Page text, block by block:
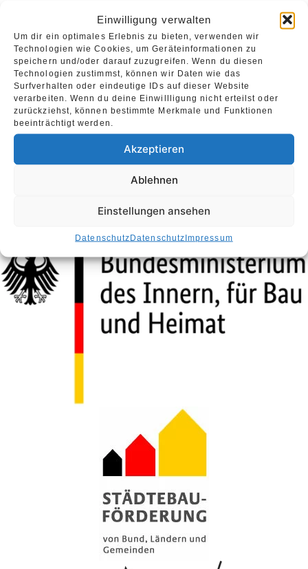
Einwilligung verwalten
Um dir ein optimales Erlebnis zu bieten, verwenden wir
Technologien wie Cookies, um Geräteinformationen zu
speichern und/oder darauf zuzugreifen. Wenn du diesen
Technologien zustimmst, können wir Daten wie das
Surfverhalten oder eindeutige IDs auf dieser Website
verarbeiten. Wenn du deine Einwillligung nicht erteilst oder
zurückziehst, können bestimmte Merkmale und Funktionen
beeinträchtigt werden.
Akzeptieren
Ablehnen
Einstellungen ansehen
DatenschutzDatenschutzImpressum
ReiseBank
Inhalt teilen:
Facebook
Email
WhatsApp
15. März 2018
Handwerk & Dienstleistungen